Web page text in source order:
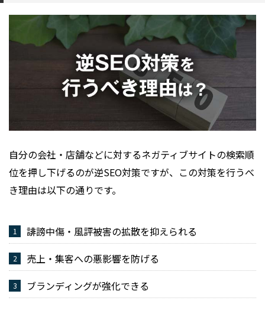
自分の会社・店舗などに対するネガティブサイトの検索順
位を押し下げるのが逆SEO対策ですが、この対策を行うべ
き理由は以下の通りです。
誹謗中傷・風評被害の拡散を抑えられる
売上・集客への悪影響を防げる
ブランディングが強化できる